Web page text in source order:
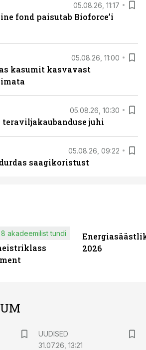
05.08.26, 11:17
fond paisutab Bioforce’i
05.08.26, 11:00
kasumit kasvavast
05.08.26, 10:30
teraviljakaubanduse juhi
05.08.26, 09:22
saagikoristust
8 akadeemilist tundi
2026
UUDISED
31.07.26, 13:21